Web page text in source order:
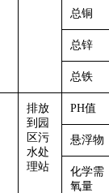
总铜
总锌
总铁
排放
到园
区污
水处
理站
PH值
悬浮物
化学需
氧量